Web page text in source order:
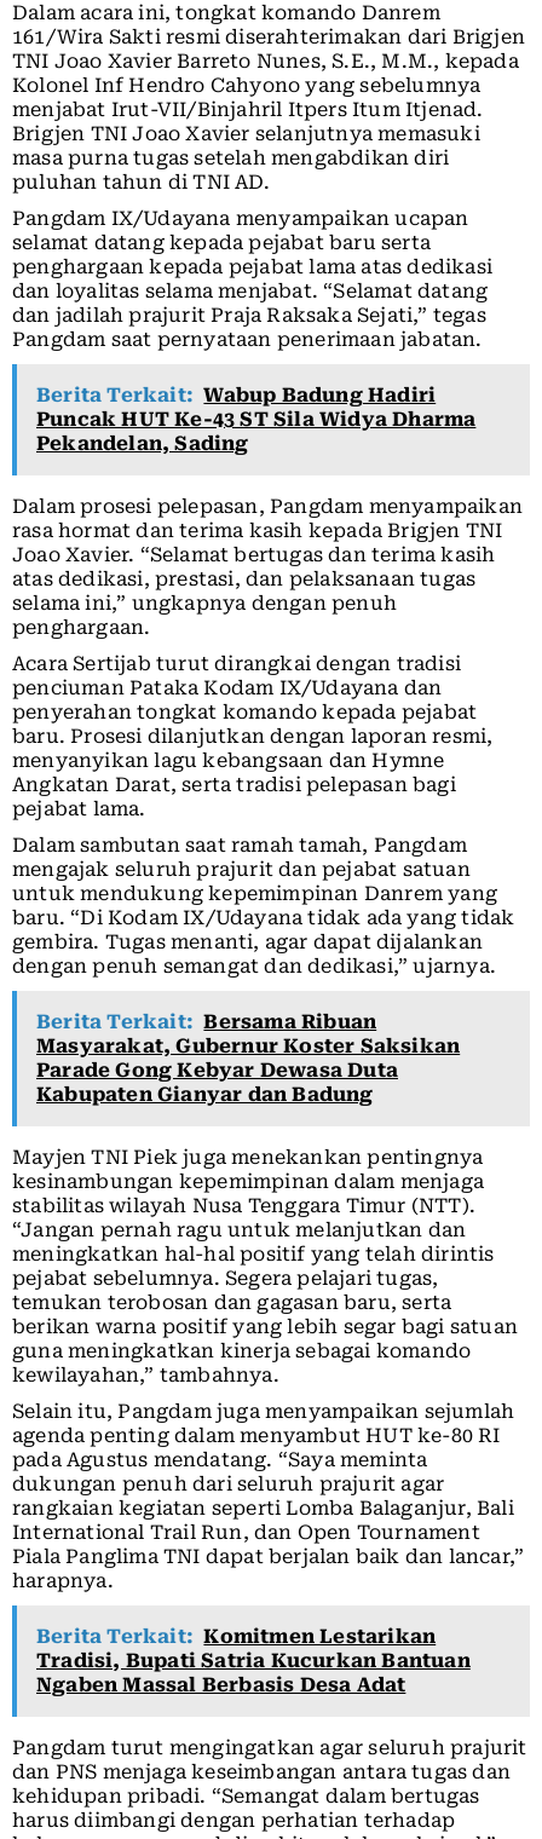
Dalam acara ini, tongkat komando Danrem
161/Wira Sakti resmi diserahterimakan dari Brigjen
TNI Joao Xavier Barreto Nunes, S.E., M.M., kepada
Kolonel Inf Hendro Cahyono yang sebelumnya
menjabat Irut-VII/Binjahril Itpers Itum Itjenad.
Brigjen TNI Joao Xavier selanjutnya memasuki
masa purna tugas setelah mengabdikan diri
puluhan tahun di TNI AD.
Pangdam IX/Udayana menyampaikan ucapan
selamat datang kepada pejabat baru serta
penghargaan kepada pejabat lama atas dedikasi
dan loyalitas selama menjabat. “Selamat datang
dan jadilah prajurit Praja Raksaka Sejati,” tegas
Pangdam saat pernyataan penerimaan jabatan.
Berita Terkait: Wabup Badung Hadiri
Puncak HUT Ke-43 ST Sila Widya Dharma
Pekandelan, Sading
Dalam prosesi pelepasan, Pangdam menyampaikan
rasa hormat dan terima kasih kepada Brigjen TNI
Joao Xavier. “Selamat bertugas dan terima kasih
atas dedikasi, prestasi, dan pelaksanaan tugas
selama ini,” ungkapnya dengan penuh
penghargaan.
Acara Sertijab turut dirangkai dengan tradisi
penciuman Pataka Kodam IX/Udayana dan
penyerahan tongkat komando kepada pejabat
baru. Prosesi dilanjutkan dengan laporan resmi,
menyanyikan lagu kebangsaan dan Hymne
Angkatan Darat, serta tradisi pelepasan bagi
pejabat lama.
Dalam sambutan saat ramah tamah, Pangdam
mengajak seluruh prajurit dan pejabat satuan
untuk mendukung kepemimpinan Danrem yang
baru. “Di Kodam IX/Udayana tidak ada yang tidak
gembira. Tugas menanti, agar dapat dijalankan
dengan penuh semangat dan dedikasi,” ujarnya.
Berita Terkait: Bersama Ribuan
Masyarakat, Gubernur Koster Saksikan
Parade Gong Kebyar Dewasa Duta
Kabupaten Gianyar dan Badung
Mayjen TNI Piek juga menekankan pentingnya
kesinambungan kepemimpinan dalam menjaga
stabilitas wilayah Nusa Tenggara Timur (NTT).
“Jangan pernah ragu untuk melanjutkan dan
meningkatkan hal-hal positif yang telah dirintis
pejabat sebelumnya. Segera pelajari tugas,
temukan terobosan dan gagasan baru, serta
berikan warna positif yang lebih segar bagi satuan
guna meningkatkan kinerja sebagai komando
kewilayahan,” tambahnya.
Selain itu, Pangdam juga menyampaikan sejumlah
agenda penting dalam menyambut HUT ke-80 RI
pada Agustus mendatang. “Saya meminta
dukungan penuh dari seluruh prajurit agar
rangkaian kegiatan seperti Lomba Balaganjur, Bali
International Trail Run, dan Open Tournament
Piala Panglima TNI dapat berjalan baik dan lancar,”
harapnya.
Berita Terkait: Komitmen Lestarikan
Tradisi, Bupati Satria Kucurkan Bantuan
Ngaben Massal Berbasis Desa Adat
Pangdam turut mengingatkan agar seluruh prajurit
dan PNS menjaga keseimbangan antara tugas dan
kehidupan pribadi. “Semangat dalam bertugas
harus diimbangi dengan perhatian terhadap